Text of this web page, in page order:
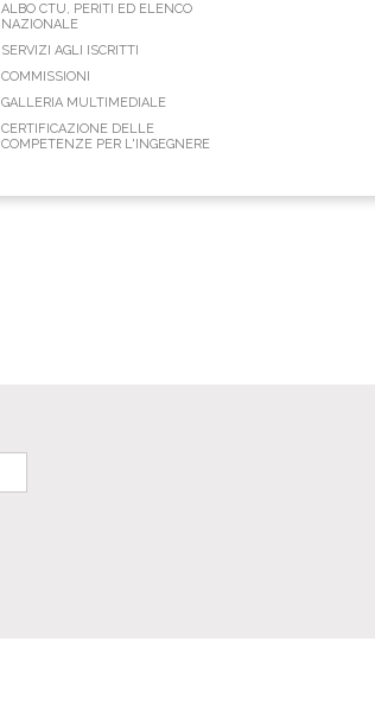
ALBO CTU, PERITI ED ELENCO
NAZIONALE
SERVIZI AGLI ISCRITTI
COMMISSIONI
GALLERIA MULTIMEDIALE
CERTIFICAZIONE DELLE
COMPETENZE PER L'INGEGNERE